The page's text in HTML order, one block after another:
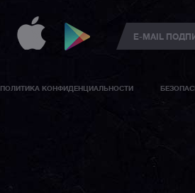
ПОЛИТИКА КОНФИДЕНЦИАЛЬНОСТИ